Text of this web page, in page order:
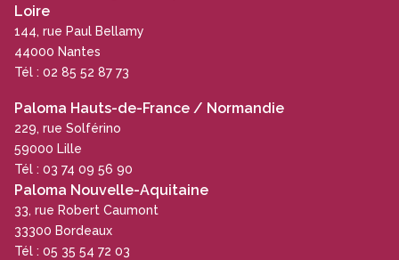
Loire
144, rue Paul Bellamy
44000 Nantes
Tél : 02 85 52 87 73
Paloma Hauts-de-France / Normandie
229, rue Solférino
59000 Lille
Tél : 03 74 09 56 90
Paloma Nouvelle-Aquitaine
33, rue Robert Caumont
33300 Bordeaux
Tél : 05 35 54 72 03